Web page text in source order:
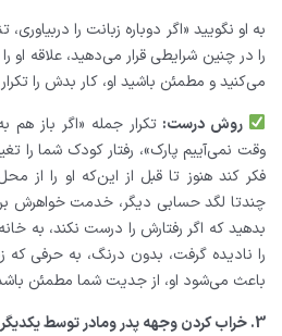
به او نگویید «اگر دوباره زبانت را
را در چنین شرایطی قرار می‌دهید، علاقه او
می‌کنید و مطمئن باشید او، کار بدش را
روش درست: تکرار جمله «اگر باز
وقت نمی‌آییم پارک»، رفتار کودک شما را
فکر کند هنوز تا قبل از این‌که او را از
چندتا لگد حسابی دیگر، خدمت خواهرش
بدهید که اگر رفتارش را درست نکند، به
را نادیده گرفت، بدون درنگ، به حرفی که
باعث می‌شود او، از جدیت شما مطمئن
3. خراب کردن وجهه پدر ومادر توسط یکدیگر